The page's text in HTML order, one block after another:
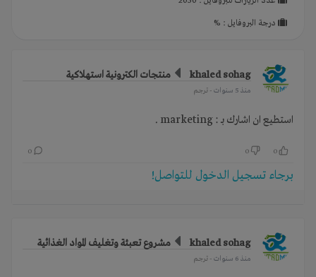
درجة البروفايل : %
khaled sohag منتجات الكترونية استهلاكية
منذ 5 سنوات - ترجم
استطيع ان اشارك بـ : marketing .
0
0
0
برجاء تسجيل الدخول للتواصل!
khaled sohag مشروع تعبئة وتغليف المواد الغذائية
منذ 6 سنوات - ترجم